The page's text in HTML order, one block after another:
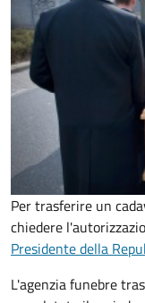
Per trasferire un
chiedere
Presidente della
L'agenzia funebre